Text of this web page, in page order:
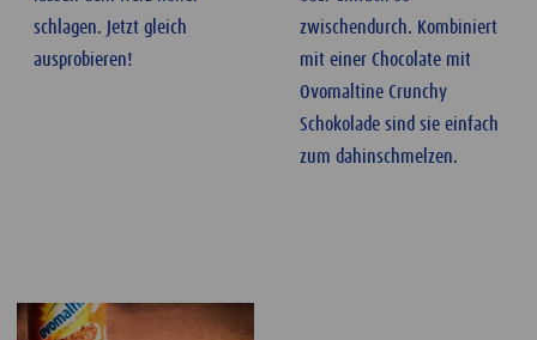
schlagen. Jetzt gleich
ausprobieren!
zwischendurch. Kombiniert
mit einer Chocolate mit
Ovomaltine Crunchy
Schokolade sind sie einfach
zum dahinschmelzen.